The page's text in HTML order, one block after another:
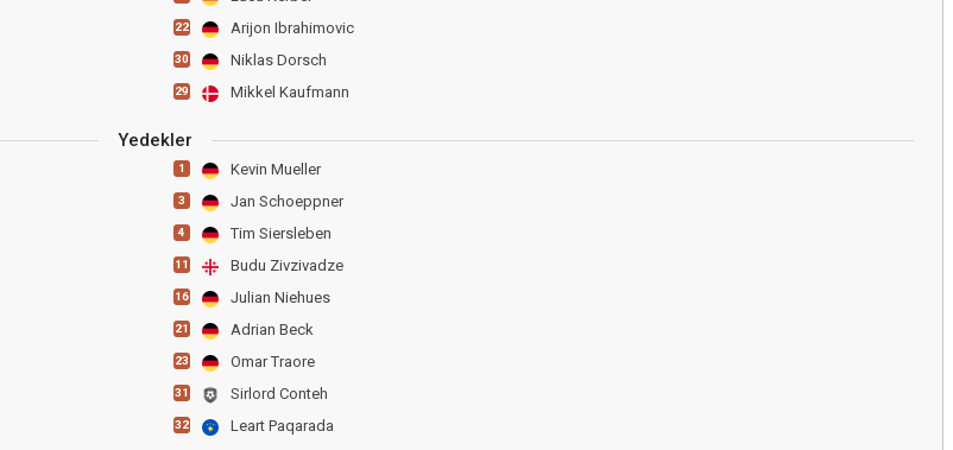
22 Arijon Ibrahimovic
30 Niklas Dorsch
29 Mikkel Kaufmann
Yedekler
1 Kevin Mueller
3 Jan Schoeppner
4 Tim Siersleben
11 Budu Zivzivadze
16 Julian Niehues
21 Adrian Beck
23 Omar Traore
31 Sirlord Conteh
32 Leart Paqarada